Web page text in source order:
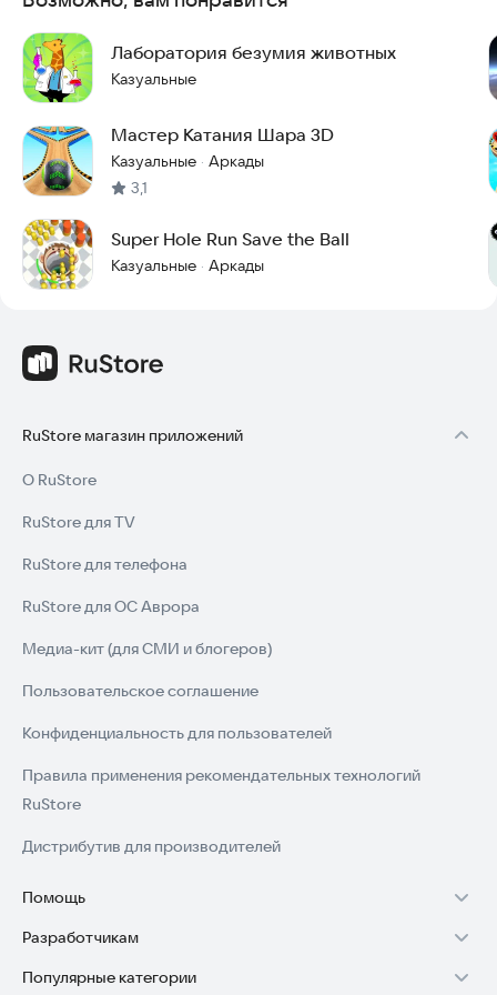
Проходите каждый уровень осторожно, избегая опасностей
и планируя ходы для максимальной эффективности.
Если вы еще малы, пролетайте между большими шарами,
давя мелкие, чтобы вырасти. Иногда нужна стратегия.
Точность и правильный момент для удара решают всё. Это
невероятные эмоции от успеха.
Rolling Orb Crush — ваш вход в мир азарта и испытаний.
управления шаром.
Сможете ли вы стать лучшим разрушителем?
Попробуйте Rolling Orb Crush уже сегодня и начните свое
Лаборатория безумия животных
Казуальные
Мастер Катания Шара 3D
Казуальные · Аркады
3,1
Super Hole Run Save the Ball
Казуальные · Аркады
RuStore магазин приложений
О RuStore
RuStore для TV
RuStore для телефона
RuStore для ОС Аврора
Медиа-кит (для СМИ и блогеров)
Пользовательское соглашение
Конфиденциальность для пользователей
Правила применения рекомендательных технологий
RuStore
Дистрибутив для производителей
Помощь
Установка RuStore на TV
Установка RuStore на телефон
Разработчикам
Зарабатывать с RuStore
Популярные категории